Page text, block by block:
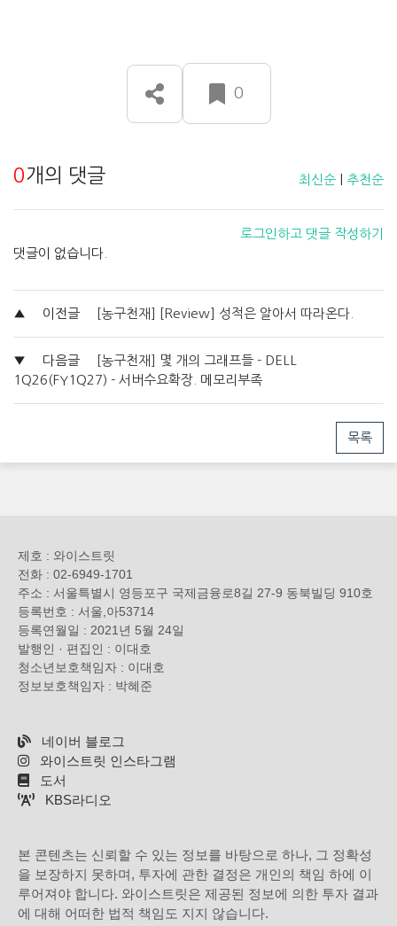
0
0개의 댓글 최신순 추천순
로그인하고 댓글 작성하기
댓글이 없습니다.
▲ 이전글 [농구천재] [Review] 성적은 알아서 따라온다.
▼ 다음글
[농구천재] 몇 개의 그래프들 - DELL
1Q26(FY1Q27) - 서버수요확장. 메모리부족
목록
제호 : 와이스트릿
전화 : 02-6949-1701
주소 : 서울특별시 영등포구 국제금융로8길 27-9 동북빌딩 910호
등록번호 : 서울,아53714
등록연월일 : 2021년 5월 24일
발행인 · 편집인 : 이대호
청소년보호책임자 : 이대호
정보보호책임자 : 박혜준
네이버 블로그
와이스트릿 인스타그램
도서
KBS라디오
본 콘텐츠는 신뢰할 수 있는 정보를 바탕으로 하나, 그 정확성
을 보장하지 못하며, 투자에 관한 결정은 개인의 책임 하에 이
루어져야 합니다. 와이스트릿은 제공된 정보에 의한 투자 결과
에 대해 어떠한 법적 책임도 지지 않습니다.